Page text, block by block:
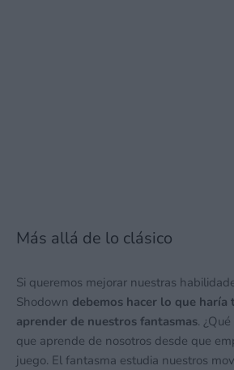
Más allá de lo clásico
Si queremos mejorar nuestras
Shodown debemos hacer lo que haría
aprender de nuestros fantasmas.
que aprende de nosotros desde que
juego. El fantasma estudia nuestros